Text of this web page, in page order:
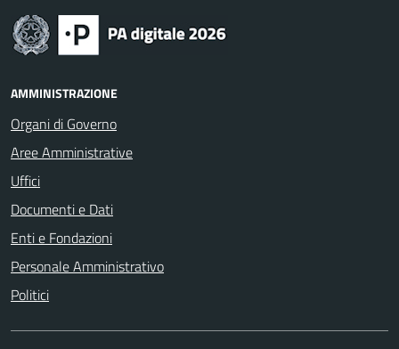
AMMINISTRAZIONE
Organi di Governo
Aree Amministrative
Uffici
Documenti e Dati
Enti e Fondazioni
Personale Amministrativo
Politici